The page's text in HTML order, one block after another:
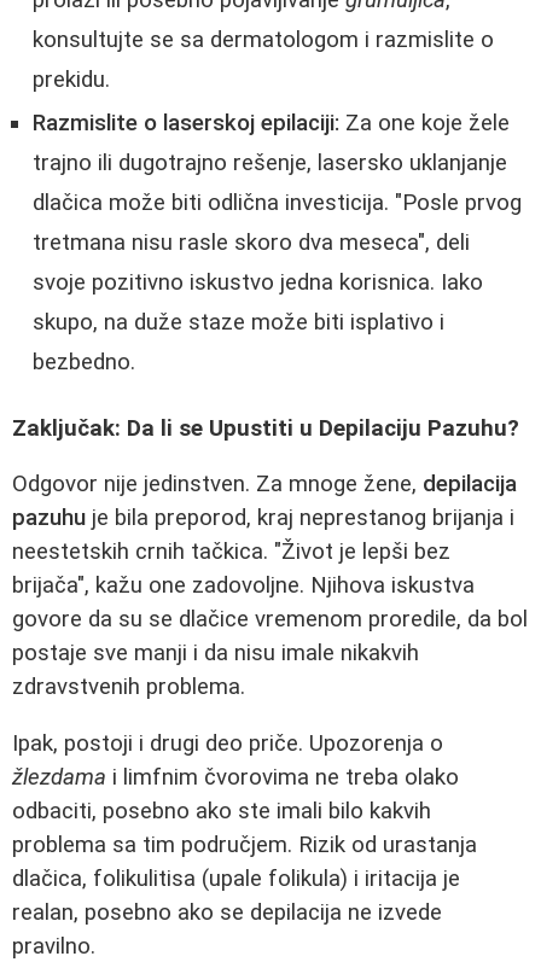
konsultujte se sa dermatologom i razmislite o
prekidu.
Razmislite o laserskoj epilaciji: Za one koje žele
trajno ili dugotrajno rešenje, lasersko uklanjanje
dlačica može biti odlična investicija. "Posle prvog
tretmana nisu rasle skoro dva meseca", deli
svoje pozitivno iskustvo jedna korisnica. Iako
skupo, na duže staze može biti isplativo i
bezbedno.
Zaključak: Da li se Upustiti u Depilaciju Pazuhu?
Odgovor nije jedinstven. Za mnoge žene, depilacija
pazuhu je bila preporod, kraj neprestanog brijanja i
neestetskih crnih tačkica. "Život je lepši bez
brijača", kažu one zadovoljne. Njihova iskustva
govore da su se dlačice vremenom proredile, da bol
postaje sve manji i da nisu imale nikakvih
zdravstvenih problema.
Ipak, postoji i drugi deo priče. Upozorenja o
žlezdama i limfnim čvorovima ne treba olako
odbaciti, posebno ako ste imali bilo kakvih
problema sa tim područjem. Rizik od urastanja
dlačica, folikulitisa (upale folikula) i iritacija je
realan, posebno ako se depilacija ne izvede
pravilno.